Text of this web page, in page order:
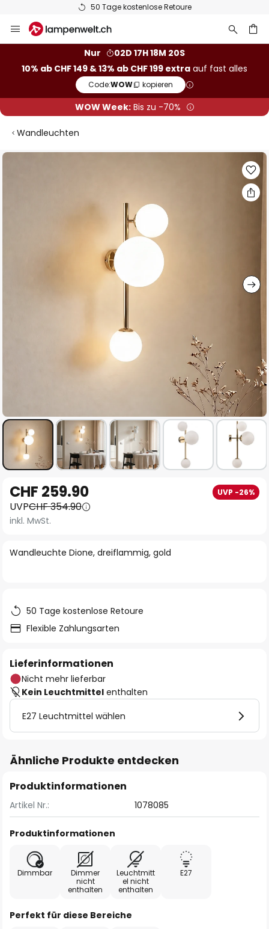
50 Tage kostenlose Retoure
Inhalt
Nur
02D 17H 18M 19S
10% ab CHF 149 & 13% ab CHF 199 extra auf fast alles
Code:WOW kopieren
WOW Week:Bis zu -70%
Wandleuchten
Zum
Anfang
der
Bildgalerie
Wandleuchte Dione, dreiflammig, gold
CHF 259.90 UVP -26%
UVPCHF 354.90
inkl. MwSt.
50 Tage kostenlose Retoure
Flexible Zahlungsarten
Lieferinformationen
Nicht mehr lieferbar
Kein Leuchtmittel enthalten
E27 Leuchtmittel wählen
Ähnliche Produkte entdecken
Produktinformationen
Artikel Nr.: 1078085
Produktinformationen
Dimmbar
Dimmer
nicht
enthalten
Leuchtmitt
el nicht
enthalten
E27
Perfekt für diese Bereiche